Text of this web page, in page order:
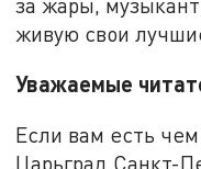
живую свои
Уважаемые
Если вам есть
Царьград Санкт-